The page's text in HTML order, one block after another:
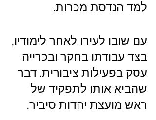
למד הנדסת מכרות.
עם שובו לעירו לאחר לימודיו,
בצד עבודתו בחקר ובכרייה
עסק בפעילות ציבורית. דבר
שהביא אותו לתפקיד של
ראש מועצת יהדות סיביר.